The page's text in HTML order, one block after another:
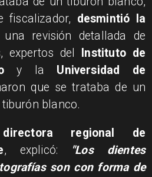
fiscalizador, desmintió la
revisión detallada de
expertos del
Instituto de
y la Universidad de
que se trataba de un
tiburón blanco.
regional de
, explicó:
"Los dientes
son con forma de